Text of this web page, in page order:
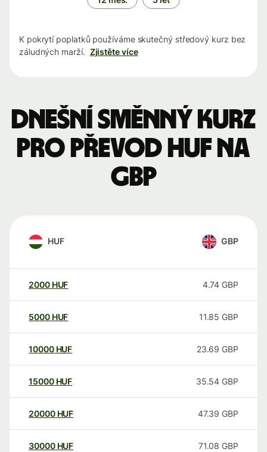
K pokrytí poplatků používáme skutečný středový kurz bez
záludných marží. Zjistěte více
Dnešní směnný kurz
pro převod HUF na
GBP
HUF GBP
2000 HUF 4.74 GBP
5000 HUF 11.85 GBP
10000 HUF 23.69 GBP
15000 HUF 35.54 GBP
20000 HUF 47.39 GBP
30000 HUF 71.08 GBP